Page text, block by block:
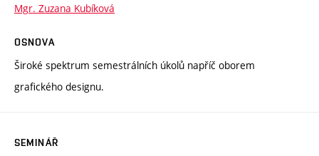
Mgr. Zuzana Kubíková
OSNOVA
Široké spektrum semestrálních úkolů napříč oborem
grafického designu.
SEMINÁŘ